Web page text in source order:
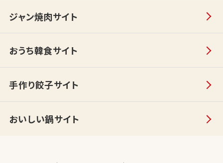
ジャン焼肉サイト
おうち韓食サイト
手作り餃子サイト
おいしい鍋サイト